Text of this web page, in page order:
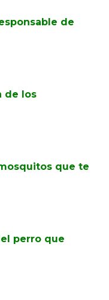
de
de los
que te
perro que